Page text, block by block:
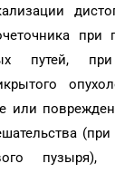
при
путей,
или
(при
пузыря),